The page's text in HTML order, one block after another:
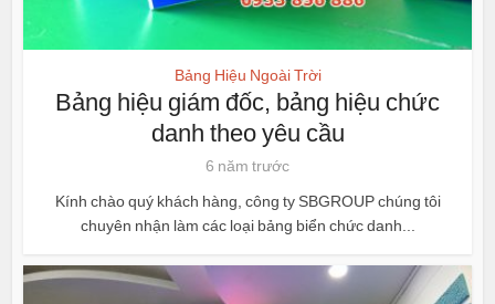
Bảng Hiệu Ngoài Trời
Bảng hiệu giám đốc, bảng hiệu chức
danh theo yêu cầu
6 năm trước
Kính chào quý khách hàng, công ty SBGROUP chúng tôi
chuyên nhận làm các loại bảng biển chức danh...